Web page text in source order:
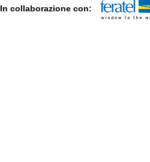
In collaborazione con: